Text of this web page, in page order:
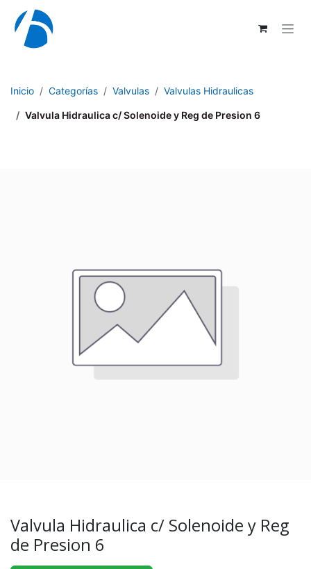
Ir al contenido
Inicio Categorías Valvulas Valvulas Hidraulicas
Valvula Hidraulica c/ Solenoide y Reg de Presion 6
Valvula Hidraulica c/ Solenoide y Reg
de Presion 6